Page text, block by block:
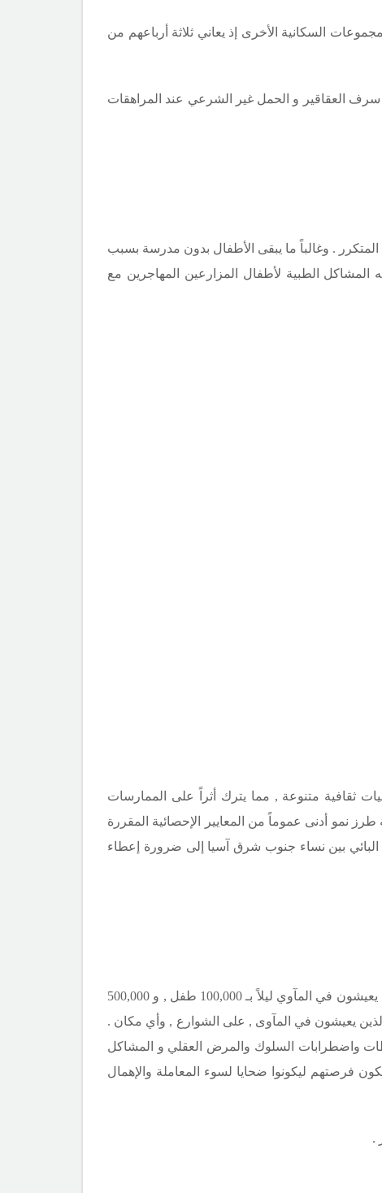
السكانية الأخرى إذ يعاني ثلاثة أرباعهم من
العقاقير و الحمل غير الشرعي عند المراهقات
. وغالباً ما يبقى الأطفال بدون مدرسة بسبب
المشاكل الطبية لأطفال المزارعين المهاجرين مع
ثقافية متنوعة , مما يترك أثراً على الممارسات
طرز نمو أدنى عموماً من المعايير الإحصائية المقررة
البائي بين نساء جنوب شرق آسيا إلى ضرورة إعطاء
500,000
يعيشون في المآوى , على الشوارع , وأي مكان .
واضطرابات السلوك والمرض العقلي و المشاكل
فرصتهم ليكونوا ضحايا لسوء المعاملة والإهمال
.